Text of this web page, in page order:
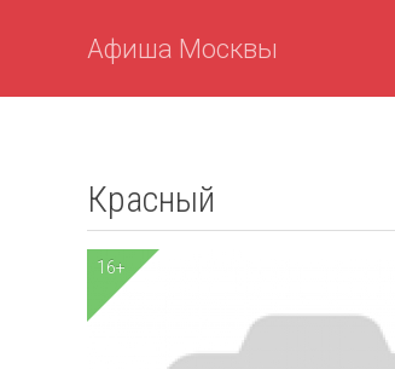
Афиша Москвы
Красный
16+